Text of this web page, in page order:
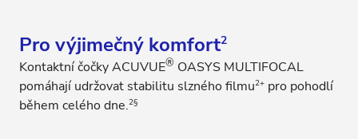
Pro výjimečný komfort2
Kontaktní čočky ACUVUE® OASYS MULTIFOCAL
pomáhají udržovat stabilitu slzného filmu2+ pro pohodlí
během celého dne.2§